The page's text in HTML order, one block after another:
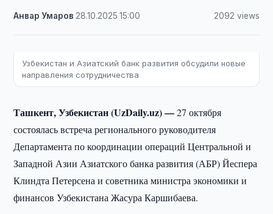
Анвар Умаров 28.10.2025 ·15:00 2092 views
Узбекистан и Азиатский банк развития обсудили новые
направления сотрудничества
Ташкент, Узбекистан (UzDaily.uz) —27 октября
состоялась встреча регионального руководителя
Департамента по координации операций Центральной и
Западной Азии Азиатского банка развития (АБР) Йеспера
Клиндта Петерсена и советника министра экономики и
финансов Узбекистана Жасура Каршибаева.